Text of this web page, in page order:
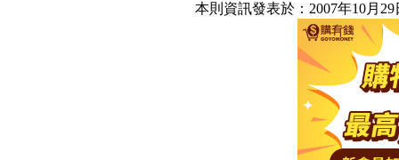
本則資訊發表於：2007年10月29